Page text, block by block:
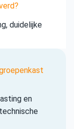
duidelijke
en